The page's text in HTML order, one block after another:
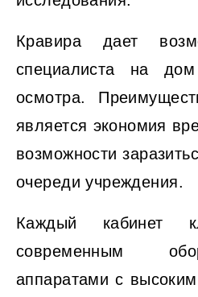
Кравира дает
специалиста на
осмотра.
является экономия
возможности
очереди учреждения.
Каждый кабинет
современным
аппаратами с